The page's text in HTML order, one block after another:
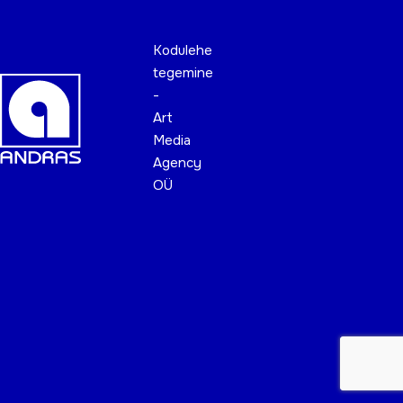
Kodulehe
tegemine
-
Art
Media
Agency
OÜ